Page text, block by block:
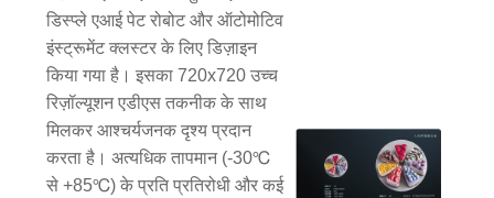
डिस्प्ले एआई पेट रोबोट और ऑटोमोटिव
इंस्ट्रूमेंट क्लस्टर के लिए डिज़ाइन
किया गया है। इसका 720x720 उच्च
रिज़ॉल्यूशन एडीएस तकनीक के साथ
मिलकर आश्चर्यजनक दृश्य प्रदान
करता है। अत्यधिक तापमान (-30℃
से +85℃) के प्रति प्रतिरोधी और कई